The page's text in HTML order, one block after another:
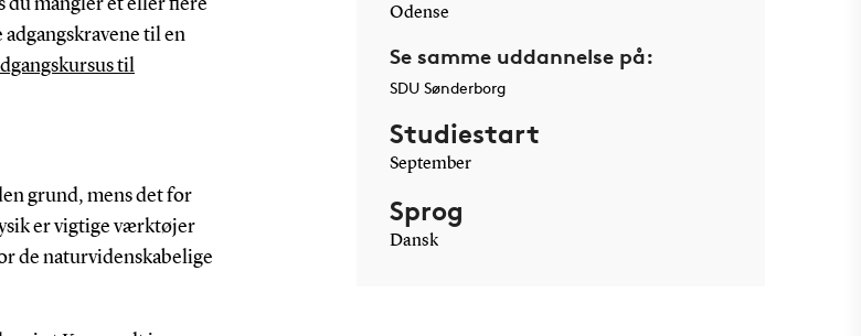
du mangler ét eller flere
til en
til
grund, mens det for
er vigtige værktøjer
de naturvidenskabelige
Odense
Se samme uddannelse på:
SDU Sønderborg
Studiestart
September
Sprog
Dansk